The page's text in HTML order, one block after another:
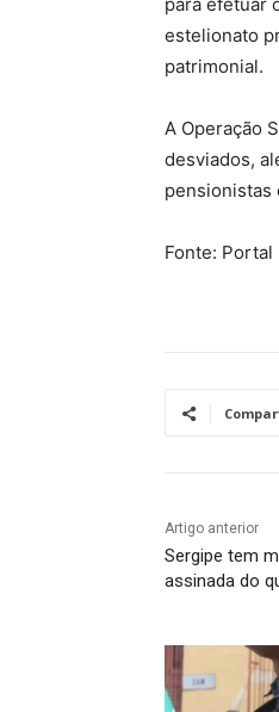
estelionato
patrimonial.
A Operação
desviados,
pensionistas
Fonte: Portal
Artigo anterior
Sergipe tem
assinada do